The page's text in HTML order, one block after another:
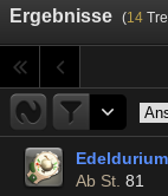
Ergebnisse (14
Ab St. 81